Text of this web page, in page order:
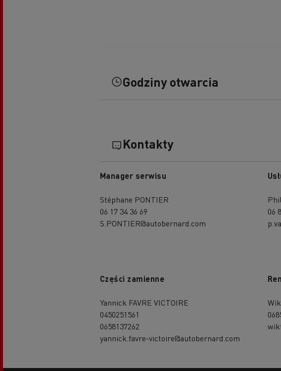
Godziny otwarcia
Kontakty
Manager serwisu
Stéphane PONTIER
06 17 34 36 69
S.PONTIER@autobernard.com
06
Części zamienne
Yannick FAVRE VICTOIRE
0450251561
0658137262
yannick.favre-victoire@autobernard.com